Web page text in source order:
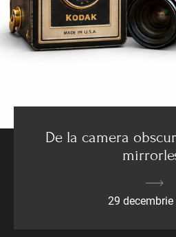
De la camera
29